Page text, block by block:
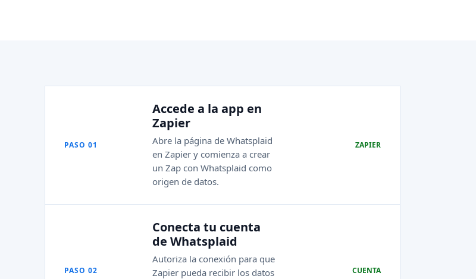
PASO 01
Accede a la app en
Zapier
Abre la página de Whatsplaid
en Zapier y comienza a crear
un Zap con Whatsplaid como
origen de datos.
ZAPIER
PASO 02
Conecta tu cuenta
de Whatsplaid
Autoriza la conexión para que
Zapier pueda recibir los datos
CUENTA